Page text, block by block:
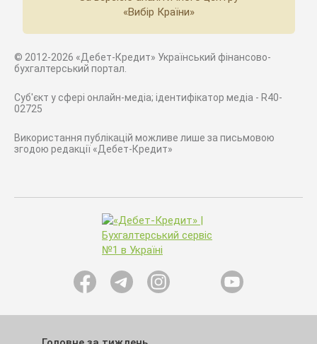
«Вибір Країни»
© 2012-2026 «Дебет-Кредит» Український фінансово-
бухгалтерський портал.
Суб'єкт у сфері онлайн-медіа; ідентифікатор медіа - R40-
02725
Використання публікацій можливе лише за письмовою
згодою редакції «Дебет-Кредит»